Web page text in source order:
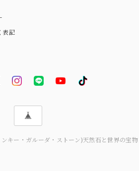
表記
ー・ガルーダ・ストーン)天然石と世界の宝物